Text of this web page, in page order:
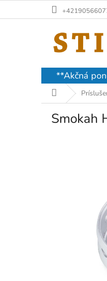
**Akčná
Domov
Smokah